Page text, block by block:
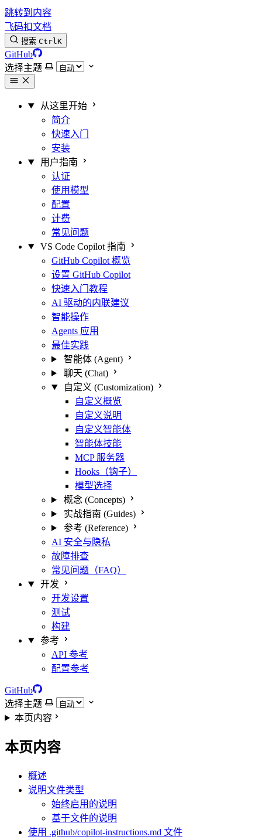
跳转到内容
飞码扣文档
搜索 CtrlK
GitHub
选择主题
从这里开始
简介
快速入门
安装
用户指南
认证
使用模型
配置
计费
常见问题
VS Code Copilot 指南
GitHub Copilot 概览
设置 GitHub Copilot
快速入门教程
AI 驱动的内联建议
智能操作
Agents 应用
最佳实践
智能体 (Agent)
聊天 (Chat)
自定义 (Customization)
自定义概览
自定义说明
自定义智能体
智能体技能
MCP 服务器
Hooks（钩子）
模型选择
概念 (Concepts)
实战指南 (Guides)
参考 (Reference)
AI 安全与隐私
故障排查
常见问题（FAQ）
开发
开发设置
测试
构建
参考
API 参考
配置参考
GitHub
选择主题
本页内容
本页内容
概述
说明文件类型
始终启用的说明
基于文件的说明
使用 .github/copilot-instructions.md 文件